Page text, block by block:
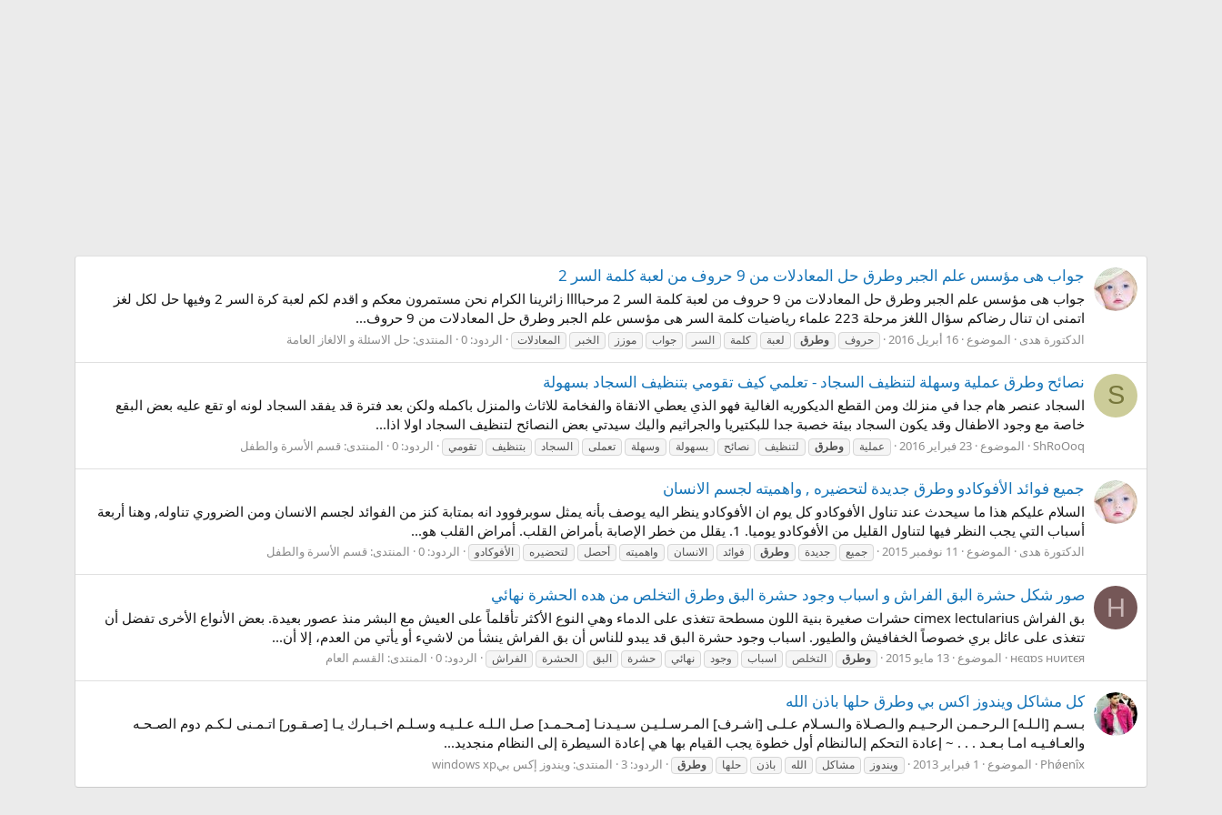
جواب هى مؤسس علم الجبر وطرق حل المعادلات من 9 حروف من لعبة كلمة السر 2
جواب هى مؤسس علم الجبر وطرق حل المعادلات من 9 حروف من لعبة كلمة السر 2 مرحباااا زائرينا الكرام نحن مستمرون معكم و اقدم لكم لعبة كرة السر 2 وفيها حل لكل لغز
اتمنى ان تنال رضاكم سؤال اللغز مرحلة 223 علماء رياضيات كلمة السر هى مؤسس علم الجبر وطرق حل المعادلات من 9 حروف...
الدكتورة هدى الموضوع 16 أبريل 2016 حروف وطرق لعبة كلمة السر جواب موزز الخبر المعادلات الردود: 0 المنتدى: حل الاسئلة و الالغاز العامة
S نصائح وطرق عملية وسهلة لتنظيف السجاد - تعلمي كيف تقومي بتنظيف السجاد بسهولة
السجاد عنصر هام جدا في منزلك ومن القطع الديكوريه الغالية فهو الذي يعطي الانقاة والفخامة للاثاث والمنزل باكمله ولكن بعد فترة قد يفقد السجاد لونه او تقع عليه بعض البقع
خاصة مع وجود الاطفال وقد يكون السجاد بيئة خصبة جدا للبكتيريا والجراثيم واليك سيدتي بعض النصائح لتنظيف السجاد اولا اذا...
ShRoOoq الموضوع 23 فبراير 2016 عملية وطرق لتنظيف نصائح بسهولة وسهلة تعملى السجاد بتنظيف تقومي الردود: 0 المنتدى: قسم الأسرة والطفل
جميع فوائد الأفوكادو وطرق جديدة لتحضيره , واهميته لجسم الانسان
السلام عليكم هذا ما سيحدث عند تناول الأفوكادو كل يوم ان الأفوكادو ينظر اليه يوصف بأنه يمثل سوبرفوود انه بمتابة كنز من الفوائد لجسم الانسان ومن الضروري تناوله, وهنا أربعة
أسباب التي يجب النظر فيها لتناول القليل من الأفوكادو يوميا. 1. يقلل من خطر الإصابة بأمراض القلب. أمراض القلب هو...
الدكتورة هدى الموضوع 11 نوفمبر 2015 جميع جديدة وطرق فوائد الانسان واهميته أحصل لتحضيره الأفوكادو الردود: 0 المنتدى: قسم الأسرة والطفل
Н صور شكل حشرة البق الفراش و اسباب وجود حشرة البق وطرق التخلص من هده الحشرة نهائي
بق الفراش cimex lectularius حشرات صغيرة بنية اللون مسطحة تتغذى على الدماء وهي النوع الأكثر تأقلماً على العيش مع البشر منذ عصور بعيدة. بعض الأنواع الأخرى تفضل أن
تتغذى على عائل بري خصوصاً الخفافيش والطيور. اسباب وجود حشرة البق قد يبدو للناس أن بق الفراش ينشأ من لاشيء أو يأتي من العدم، إلا أن...
нєαɒs нυиτєя الموضوع 13 مايو 2015 وطرق التخلص اسباب وجود نهائي حشرة البق الحشرة الفراش الردود: 0 المنتدى: القسم العام
كل مشاكل ويندوز اكس بي وطرق حلها باذن الله
بـسـم [الـلـه] الـرحـمـن الرحـيـم والـصـلاة والـسـلام عـلـى [اشـرف] المـرسـلـيـن سـيـدنـا [مـحـمـد] صـل الـلـه عـلـيـه وسـلـم اخـبـارك يـا [صـقـور] اتـمـنى لـكـم دوم الصـحـه
والعـافـيـه امـا بـعـد . . . ~ إعادة التحكم إلىالنظام أول خطوة يجب القيام بها هي إعادة السيطرة إلى النظام منجديد...
Phǿenîx الموضوع 1 فبراير 2013 ويندوز مشاكل الله باذن حلها وطرق الردود: 3 المنتدى: ويندوز إكس بيwindows xp